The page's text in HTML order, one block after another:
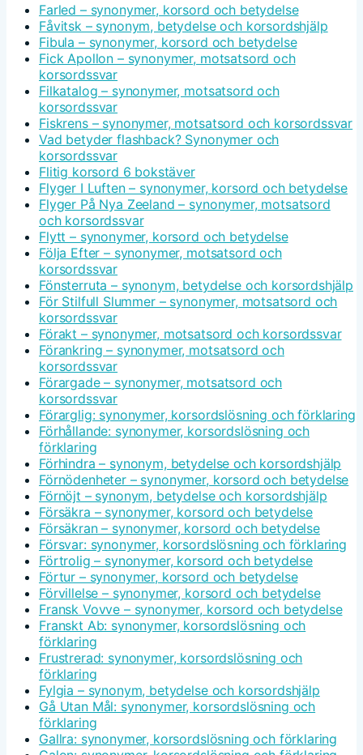
Farled – synonymer, korsord och betydelse
Fåvitsk – synonym, betydelse och korsordshjälp
Fibula – synonymer, korsord och betydelse
Fick Apollon – synonymer, motsatsord och
korsordssvar
Filkatalog – synonymer, motsatsord och
korsordssvar
Fiskrens – synonymer, motsatsord och korsordssvar
Vad betyder flashback? Synonymer och
korsordssvar
Flitig korsord 6 bokstäver
Flyger I Luften – synonymer, korsord och betydelse
Flyger På Nya Zeeland – synonymer, motsatsord
och korsordssvar
Flytt – synonymer, korsord och betydelse
Följa Efter – synonymer, motsatsord och
korsordssvar
Fönsterruta – synonym, betydelse och korsordshjälp
För Stilfull Slummer – synonymer, motsatsord och
korsordssvar
Förakt – synonymer, motsatsord och korsordssvar
Förankring – synonymer, motsatsord och
korsordssvar
Förargade – synonymer, motsatsord och
korsordssvar
Förarglig: synonymer, korsordslösning och förklaring
Förhållande: synonymer, korsordslösning och
förklaring
Förhindra – synonym, betydelse och korsordshjälp
Förnödenheter – synonymer, korsord och betydelse
Förnöjt – synonym, betydelse och korsordshjälp
Försäkra – synonymer, korsord och betydelse
Försäkran – synonymer, korsord och betydelse
Försvar: synonymer, korsordslösning och förklaring
Förtrolig – synonymer, korsord och betydelse
Förtur – synonymer, korsord och betydelse
Förvillelse – synonymer, korsord och betydelse
Fransk Vovve – synonymer, korsord och betydelse
Franskt Ab: synonymer, korsordslösning och
förklaring
Frustrerad: synonymer, korsordslösning och
förklaring
Fylgia – synonym, betydelse och korsordshjälp
Gå Utan Mål: synonymer, korsordslösning och
förklaring
Gallra: synonymer, korsordslösning och förklaring